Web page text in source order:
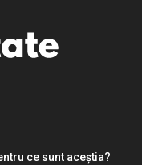
ce sunt aceștia?